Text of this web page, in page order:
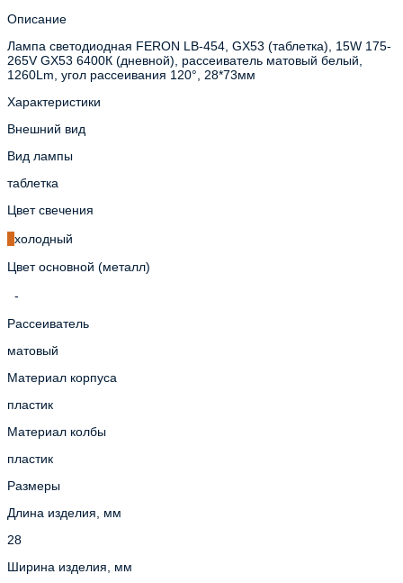
Описание
Лампа светодиодная FERON LB-454, GX53 (таблетка), 15W 175-
265V GX53 6400К (дневной), рассеиватель матовый белый,
1260Lm, угол рассеивания 120°, 28*73мм
Характеристики
Внешний вид
Вид лампы
таблетка
Цвет свечения
холодный
Цвет основной (металл)
-
Рассеиватель
матовый
Материал корпуса
пластик
Материал колбы
пластик
Размеры
Длина изделия, мм
28
Ширина изделия, мм